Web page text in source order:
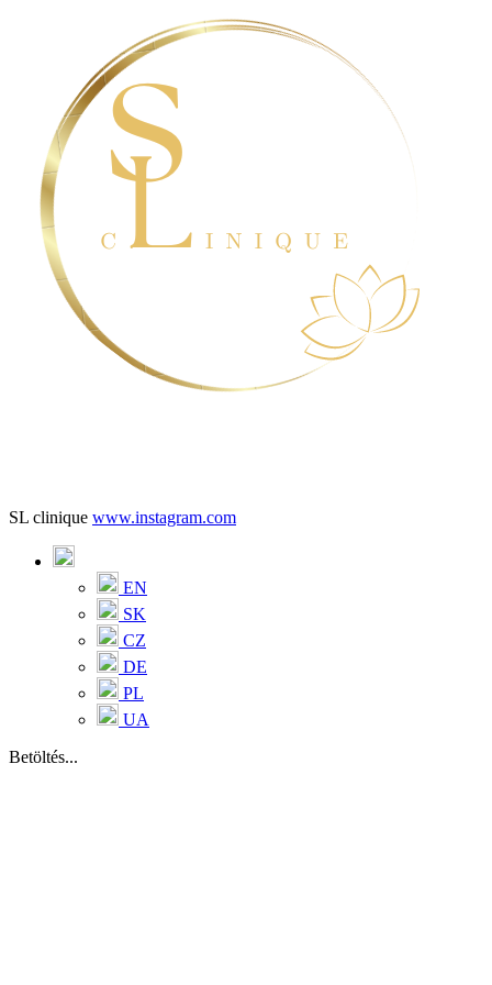
SL clinique www.instagram.com
EN
SK
CZ
DE
PL
UA
Betöltés...